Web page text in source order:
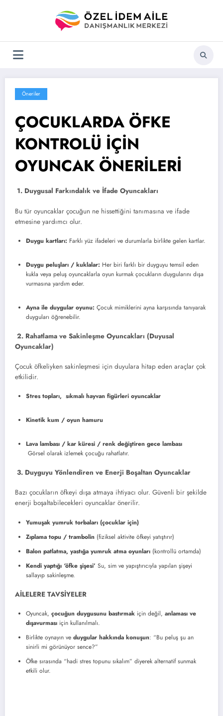
Öneriler
ÇOCUKLARDA ÖFKE
KONTROLÜ İÇİN
OYUNCAK ÖNERİLERİ
1. Duygusal Farkındalık ve İfade Oyuncakları
Bu tür oyuncaklar çocuğun ne hissettiğini tanımasına ve ifade
etmesine yardımcı olur.
Duygu kartları: Farklı yüz ifadeleri ve durumlarla birlikte gelen kartlar.
Duygu peluşları / kuklalar: Her biri farklı bir duyguyu temsil eden
kukla veya peluş oyuncaklarla oyun kurmak çocukların duygularını dışa
vurmasına yardım eder.
Ayna ile duygular oyunu: Çocuk mimiklerini ayna karşısında tanıyarak
duyguları öğrenebilir.
2. Rahatlama ve Sakinleşme Oyuncakları (Duyusal
Oyuncaklar)
Çocuk öfkeliyken sakinleşmesi için duyulara hitap eden araçlar çok
etkilidir.
Stres topları, sıkmalı hayvan figürleri oyuncaklar
Kinetik kum / oyun hamuru
Lava lambası / kar küresi / renk değiştiren gece lambası
Görsel olarak izlemek çocuğu rahatlatır.
3. Duyguyu Yönlendiren ve Enerji Boşaltan Oyuncaklar
Bazı çocukların öfkeyi dışa atmaya ihtiyacı olur. Güvenli bir şekilde
enerji boşaltabilecekleri oyuncaklar önerilir.
Yumuşak yumruk torbaları (çocuklar için)
Zıplama topu / trambolin (fiziksel aktivite öfkeyi yatıştırır)
Balon patlatma, yastığa yumruk atma oyunları (kontrollü ortamda)
Kendi yaptığı ‘öfke şişesi’ Su, sim ve yapıştırıcıyla yapılan şişeyi
sallayıp sakinleşme.
AİLELERE TAVSİYELER
Oyuncak, çocuğun duygusunu bastırmak için değil, anlaması ve
dışavurması için kullanılmalı.
Birlikte oynayın ve duygular hakkında konuşun: “Bu peluş şu an
sinirli mi görünüyor sence?”
Öfke sırasında “hadi stres topunu sıkalım” diyerek alternatif sunmak
etkili olur.